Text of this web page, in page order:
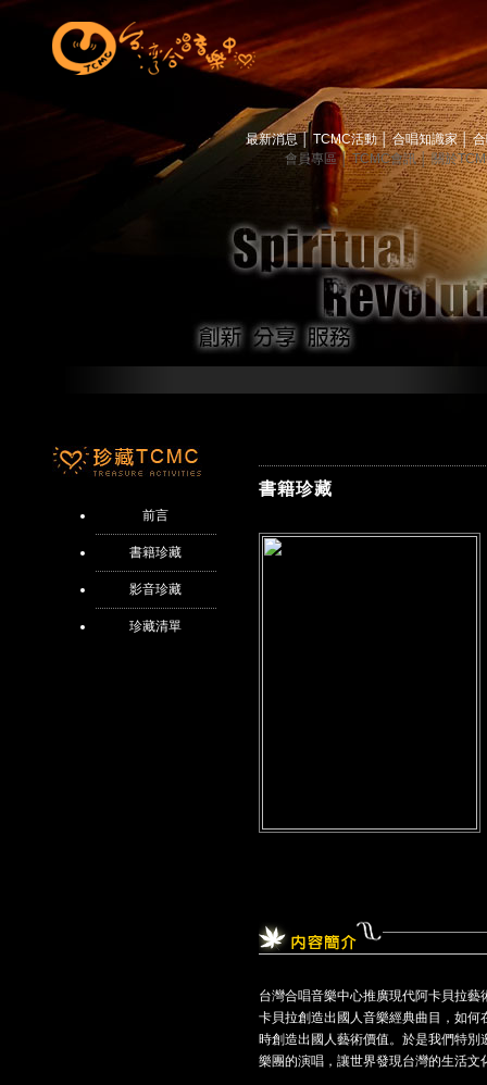
最新消息 TCMC活動│ 合唱知識家│
會員專區│ TCMC會訊│ 關於
前言
書籍珍藏
影音珍藏
珍藏清單
書籍珍藏
台灣合唱音樂中心推廣現代阿卡貝拉
卡貝拉創造出國人音樂經典曲目，如
時創造出國人藝術價值。於是我們特
樂團的演唱，讓世界發現台灣的生活文